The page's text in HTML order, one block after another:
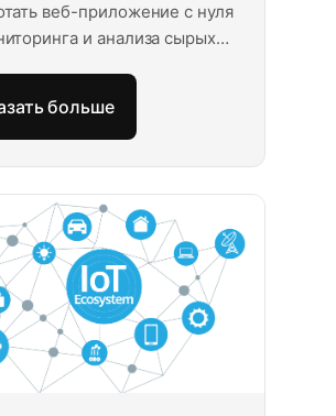
веб-приложение с нуля
и анализа сырых
существующие
для аналитики данных, и
самостоятельно
компонентами вашей
администратора. Также для
важно работать с сырыми
и создавать аналитические
самостоятельно.
больше